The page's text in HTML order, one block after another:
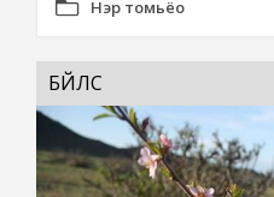
Нэр томьёо
БҮЙЛС